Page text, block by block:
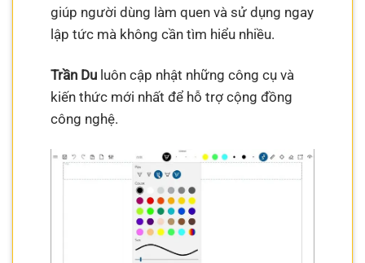
giúp người dùng làm quen và sử dụng ngay
lập tức mà không cần tìm hiểu nhiều.
Trần Du luôn cập nhật những công cụ và
kiến thức mới nhất để hỗ trợ cộng đồng
công nghệ.